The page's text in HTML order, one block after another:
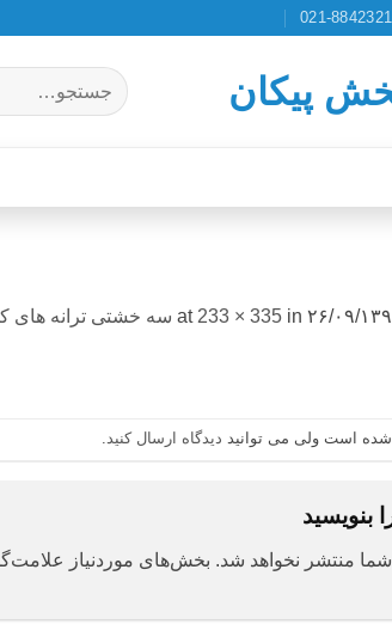
021-
جستجو
برای:
۰۹/۱۳۹۸ 233 × 335 in سه خشتی ترانه های
شده است ولی می توانید دیدگاه ارسال کنید
بنویسید
شما منتشر نخواهد شد. بخش‌های موردنیاز